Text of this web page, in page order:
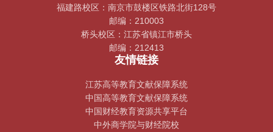
福建路校区：南京市鼓楼区铁路北街128号
邮编：210003
桥头校区：江苏省镇江市桥头
邮编：212413
友情链接
江苏高等教育文献保障系统
中国高等教育文献保障系统
中国财经教育资源共享平台
中外商学院与财经院校